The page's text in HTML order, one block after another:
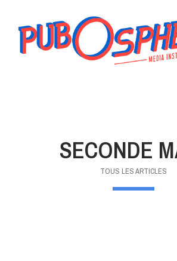
SECONDE
TOUS LES ARTICLES